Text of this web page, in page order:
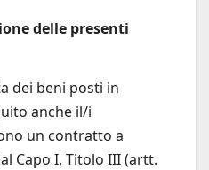
delle presenti
dei beni posti in
anche il/i
un contratto a
Capo I, Titolo III (artt.